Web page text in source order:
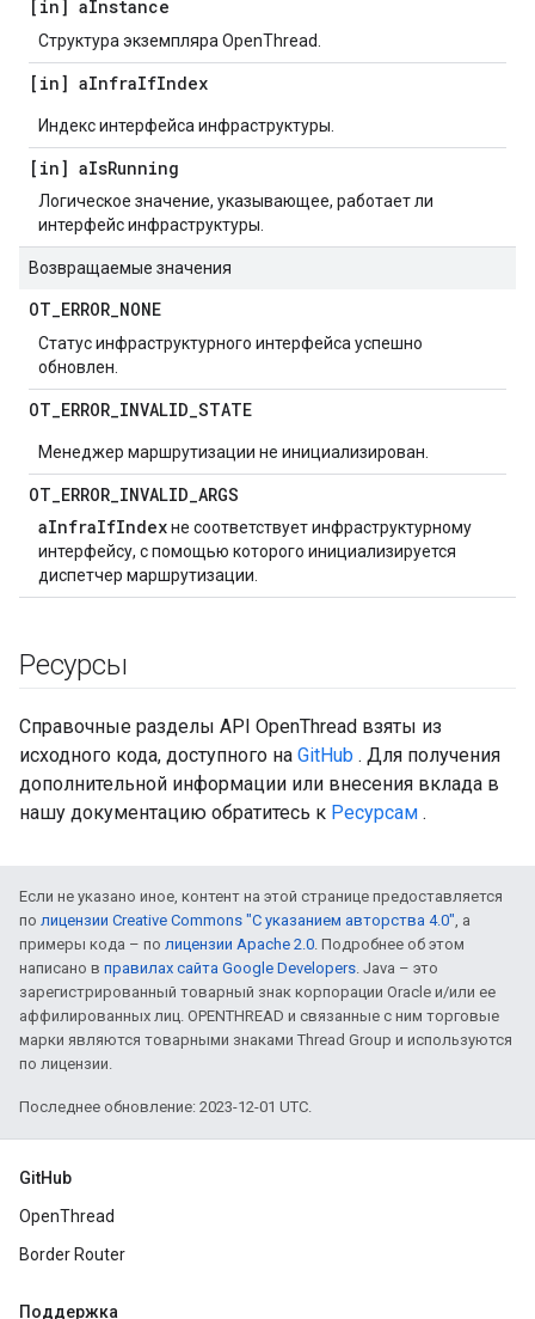
[in] aInstance
Структура экземпляра OpenThread.
[in] aInfraIfIndex
Индекс интерфейса инфраструктуры.
[in] aIsRunning
Логическое значение, указывающее, работает ли
интерфейс инфраструктуры.
Возвращаемые значения
OT_ERROR_NONE
Статус инфраструктурного интерфейса успешно
обновлен.
OT_ERROR_INVALID_STATE
Менеджер маршрутизации не инициализирован.
OT_ERROR_INVALID_ARGS
aInfraIfIndexне соответствует инфраструктурному
интерфейсу, с помощью которого инициализируется
диспетчер маршрутизации.
Ресурсы
Справочные разделы API OpenThread взяты из
исходного кода, доступного на GitHub . Для получения
дополнительной информации или внесения вклада в
нашу документацию обратитесь к Ресурсам .
Если не указано иное, контент на этой странице предоставляется
по лицензии Creative Commons "С указанием авторства 4.0", а
примеры кода – по лицензии Apache 2.0. Подробнее об этом
написано в правилах сайта Google Developers. Java – это
зарегистрированный товарный знак корпорации Oracle и/или ее
аффилированных лиц. OPENTHREAD и связанные с ним торговые
марки являются товарными знаками Thread Group и используются
по лицензии.
Последнее обновление: 2023-12-01 UTC.
GitHub
OpenThread
Border Router
Поддержка